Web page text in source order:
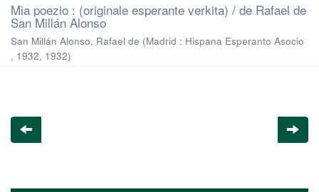
Mia poezio : (originale esperante verkita) / de Rafael de
San Millán Alonso
San Millán Alonso, Rafael de (Madrid : Hispana Esperanto Asocio
, 1932, 1932)